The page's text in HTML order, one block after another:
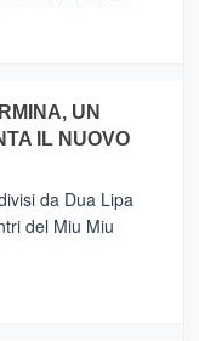
UN
IL NUOVO
da Dua Lipa
del Miu Miu